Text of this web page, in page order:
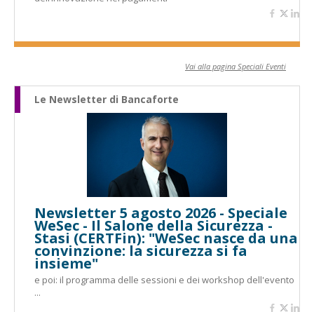
Vai alla pagina Speciali Eventi
Le Newsletter di Bancaforte
Newsletter 5 agosto 2026 - Speciale
WeSec - Il Salone della Sicurezza -
Stasi (CERTFin): "WeSec nasce da una
convinzione: la sicurezza si fa
insieme"
e poi: il programma delle sessioni e dei workshop dell'evento
...